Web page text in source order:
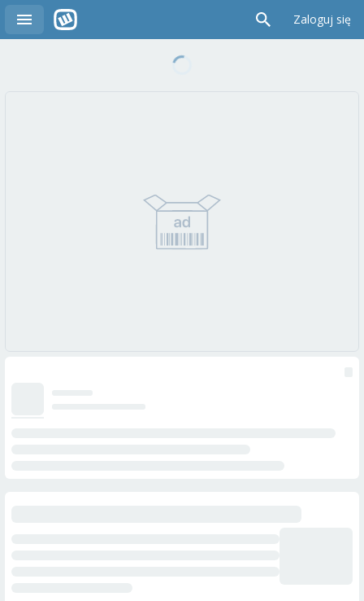
Zaloguj się